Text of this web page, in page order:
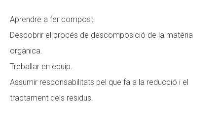
Aprendre a fer compost.
Descobrir el procés de descomposició de la matèria
orgànica.
Treballar en equip.
Assumir responsabilitats pel que fa a la reducció i el
tractament dels residus.
Fes voluntariat
Fes un donatiu
Treballa amb nosaltres
Fes voluntariat
Fes un donatiu
Treballa amb nosaltres